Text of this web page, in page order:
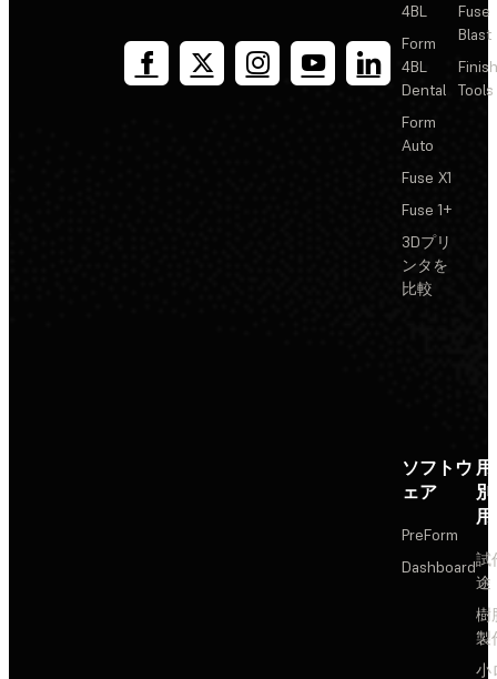
4BL
Form
4BL
Dental
Form
Auto
Fuse X1
Fuse 1+
3Dプリ
ンタを
比較
Fuse
Blast
Tools
ソフトウ
ェア
PreForm
Dashboard試
途
樹
製
小